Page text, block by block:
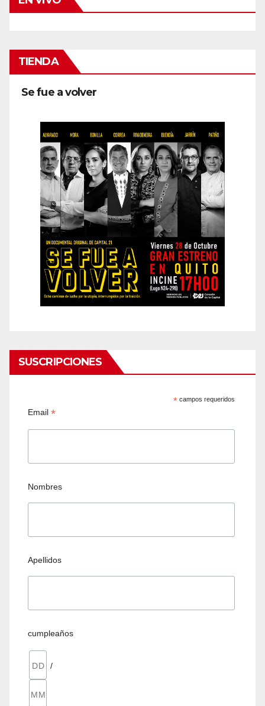
TIENDA
Se fue a volver
SUSCRIPCIONES
* campos requeridos
Email*
Nombres
Apellidos
cumpleaños
/